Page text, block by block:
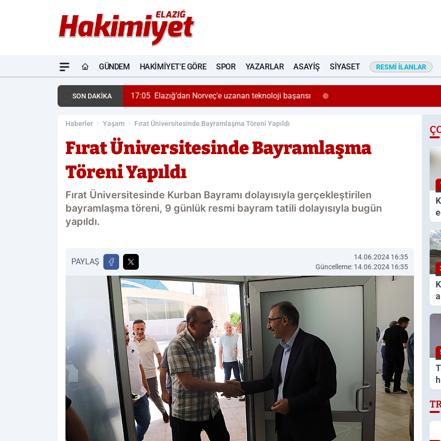
GÜNDEM HAKIMIYET'E GÖRE SPOR YAZARLAR ASAYIŞ SIYASET RESMI İLANLAR
SON DAKİKA 17:05 Elazığ’dan Norveç’e uzanan teknoloji başarısı
Haberler Yaşam Fırat Üniversitesinde Bayramlaşma Töreni Yapıldı
Fırat Üniversitesinde Bayramlaşma
Töreni Yapıldı
Fırat Üniversitesinde Kurban Bayramı dolayısıyla gerçekleştirilen
bayramlaşma töreni, 9 günlük resmi bayram tatili dolayısıyla bugün
yapıldı.
PAYLAŞ
14.06.2024 16:35
Güncelleme: 14.06.2024 16:35